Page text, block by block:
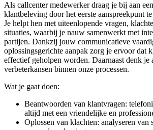
Als callcenter medewerker draag je bij aan
klantbeleving door het eerste aanspreekpunt
Je helpt hen met uiteenlopende vragen,
situaties, waarbij je nauw samenwerkt met
partijen. Dankzij jouw communicatieve
oplossingsgerichte aanpak zorg je ervoor dat
effectief geholpen worden. Daarnaast denk je
verbeterkansen binnen onze processen.
Wat je gaat doen:
Beantwoorden van klantvragen:
altijd met een vriendelijke en
Oplossen van klachten: analyseren van